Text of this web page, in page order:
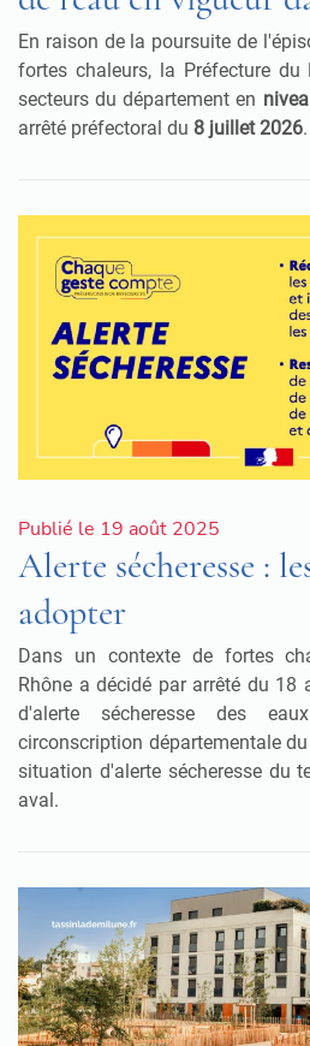
En raison de la poursuite de
fortes chaleurs, la Préfecture du
secteurs du département en
arrêté préfectoral du 8 juillet 2026.
Publié le 19 août 2025
Alerte sécheresse :
adopter
Dans un contexte de fortes
Rhône a décidé par arrêté du
d'alerte sécheresse des
circonscription départementale
situation d'alerte sécheresse du
aval.